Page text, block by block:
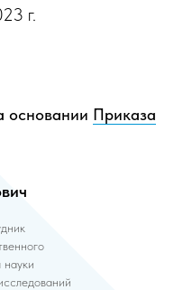
г.
основании Приказа